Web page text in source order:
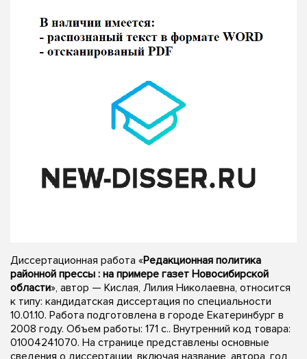
Диссертационная работа «Редакционная политика
районной прессы : на примере газет Новосибирской
области», автор — Кислая, Лилия Николаевна, относится
к типу: кандидатская диссертация по специальности
10.01.10. Работа подготовлена в городе Екатеринбург в
2008 году. Объем работы: 171 с.. Внутренний код товара:
01004241070. На странице представлены основные
сведения о диссертации, включая название, автора, год,